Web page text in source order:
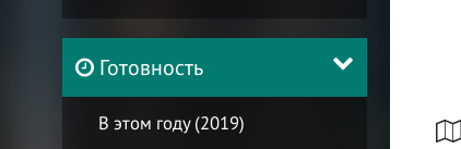
Готовность
В этом году (2019)